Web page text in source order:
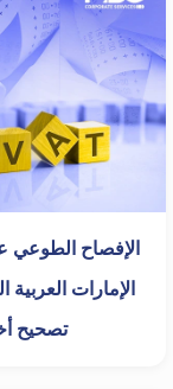
الإفصاح الطوعي
الإمارات
تصحيح